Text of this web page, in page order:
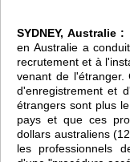
SYDNEY, Australie :
en Australie a
recrutement et à
venant de
d'enregistrement et
étrangers sont plus
pays et que ces
dollars australiens
les professionnels